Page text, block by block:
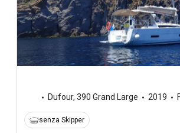
Dufour, 390 Grand Large 2019
senza Skipper